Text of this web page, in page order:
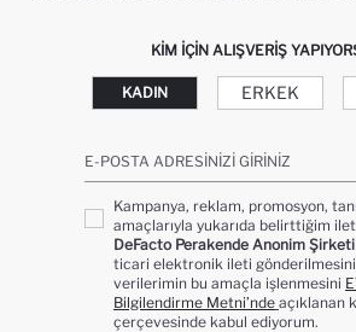
KIM IÇIN ALIŞVERIŞ
KADIN ERKEK
E-POSTA ADRESINIZI GIRINIZ
Kampanya, reklam, promosyon,
amaçlarıyla yukarıda belirttiğim
DeFacto Perakende Anonim Şirketi
ticari elektronik ileti
verilerimin bu amaçla işlenmesini
Bilgilendirme Metni’nde açıklanan
çerçevesinde kabul ediyorum.